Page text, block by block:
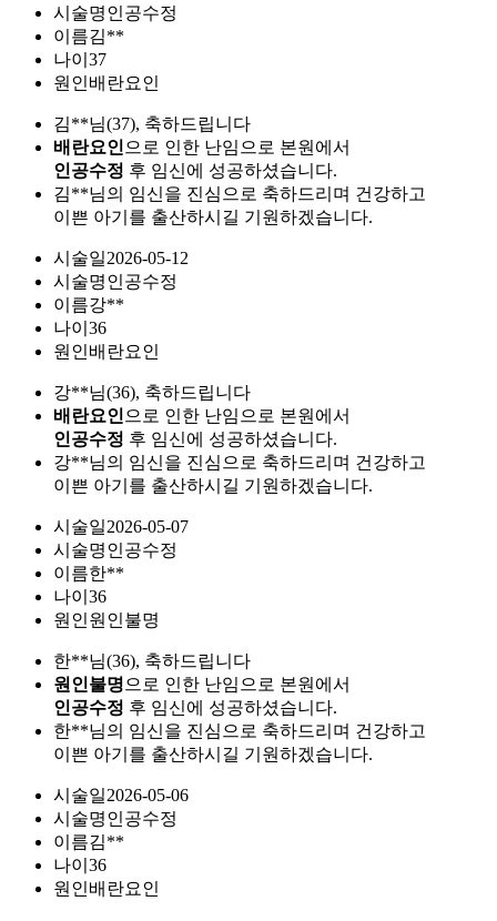
시술명인공수정
이름김**
나이 37
원인배란요인
김**님(37), 축하드립니다
배란요인 으로 인한 난임으로 본원에서
인공수정 후 임신에 성공하셨습니다.
김**님의 임신을 진심으로 축하드리며 건강하고
이쁜 아기를 출산하시길 기원하겠습니다.
시술일2026-05-12
시술명인공수정
이름강**
나이 36
원인배란요인
강**님(36), 축하드립니다
배란요인 으로 인한 난임으로 본원에서
인공수정 후 임신에 성공하셨습니다.
강**님의 임신을 진심으로 축하드리며 건강하고
이쁜 아기를 출산하시길 기원하겠습니다.
시술일2026-05-07
시술명인공수정
이름한**
나이 36
원인원인불명
한**님(36), 축하드립니다
원인불명으로 인한 난임으로 본원에서
인공수정 후 임신에 성공하셨습니다.
한**님의 임신을 진심으로 축하드리며 건강하고
이쁜 아기를 출산하시길 기원하겠습니다.
시술일2026-05-06
시술명인공수정
이름김**
나이 36
원인배란요인